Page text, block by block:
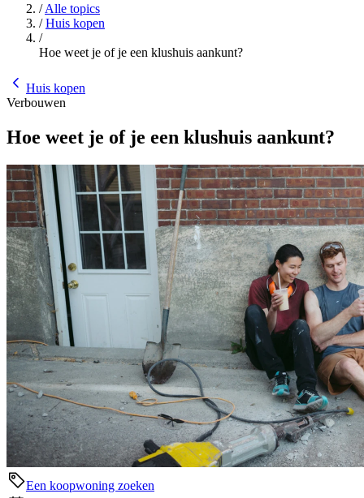
/Alle topics
/Huis kopen
/
Hoe weet je of je een klushuis aankunt?
Huis kopen
Verbouwen
Hoe weet je of je een klushuis aankunt?
Een koopwoning zoeken